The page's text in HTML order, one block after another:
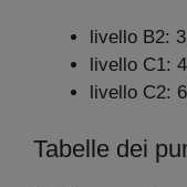
livello B2:
livello C1:
livello C2:
Tabelle dei